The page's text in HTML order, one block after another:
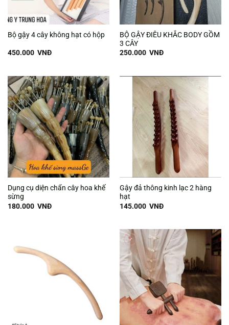
Bộ gậy 4 cây không hạt có hộp
450.000 VNĐ
BỘ GẬY ĐIÊU KHẮC BODY GỒM
3 CÂY
250.000 VNĐ
Dụng cụ diện chẩn cây hoa khế
sừng
180.000 VNĐ
Gậy đả thông kinh lạc 2 hàng
hạt
145.000 VNĐ